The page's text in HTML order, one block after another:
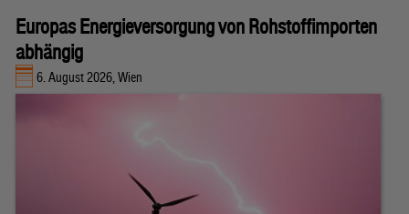
Europas Energieversorgung von Rohstoffimporten
abhängig
6. August 2026, Wien